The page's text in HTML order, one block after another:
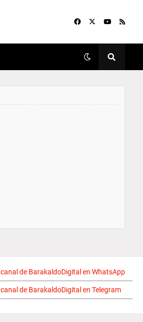
canal de BarakaldoDigital en WhatsApp
canal de BarakaldoDigital en Telegram